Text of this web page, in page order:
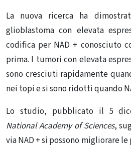
La nuova ricerca ha
glioblastoma con elevata
codifica per NAD + conosciuto
prima. I tumori con elevata
sono cresciuti rapidamente
nei topi e si sono ridotti quando
Lo studio, pubblicato il 5
National Academy of Sciences,
via NAD + si possono migliorare